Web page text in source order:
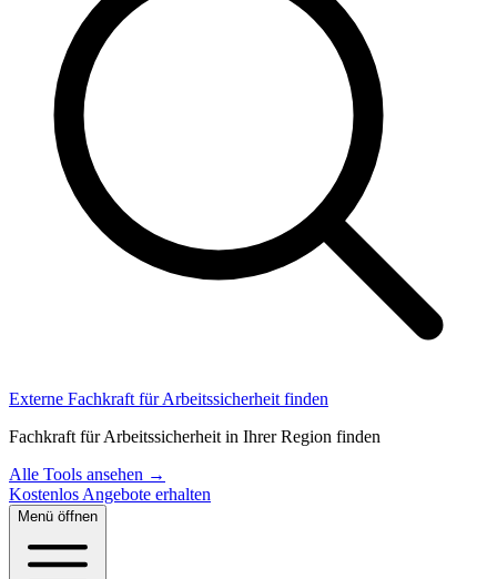
Externe Fachkraft für Arbeitssicherheit finden
Fachkraft für Arbeitssicherheit in Ihrer Region finden
Alle Tools ansehen →
Kostenlos Angebote erhalten
Menü öffnen